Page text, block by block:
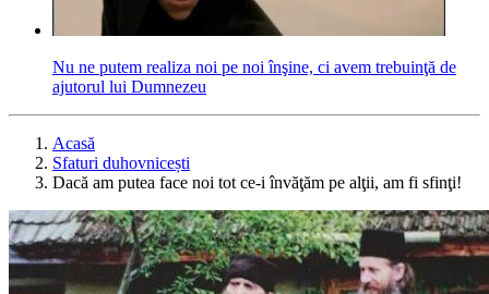
Nu ne putem realiza noi pe noi înşine, ci avem trebuinţă de
ajutorul lui Dumnezeu
Acasă
Sfaturi duhovnicești
Dacă am putea face noi tot ce-i învăţăm pe alţii, am fi sfinţi!